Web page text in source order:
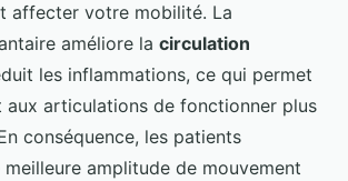
affecter votre mobilité. La
améliore la circulation
les inflammations, ce qui permet
aux articulations de fonctionner plus
conséquence, les patients
amplitude de mouvement